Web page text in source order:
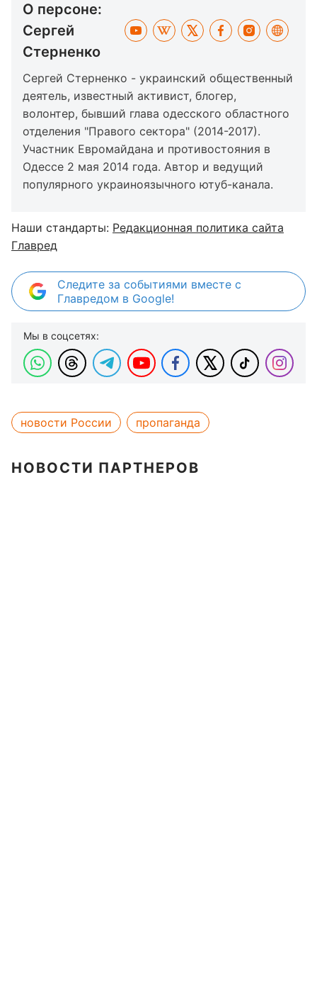
О персоне:
Сергей
Стерненко
Сергей Стерненко - украинский общественный
деятель, известный активист, блогер,
волонтер, бывший глава одесского областного
отделения "Правого сектора" (2014-2017).
Участник Евромайдана и противостояния в
Одессе 2 мая 2014 года. Автор и ведущий
популярного украиноязычного ютуб-канала.
Наши стандарты: Редакционная политика сайта
Главред
Следите за событиями вместе с
Главредом в Google!
Мы в соцсетях:
новости России пропаганда
НОВОСТИ ПАРТНЕРОВ